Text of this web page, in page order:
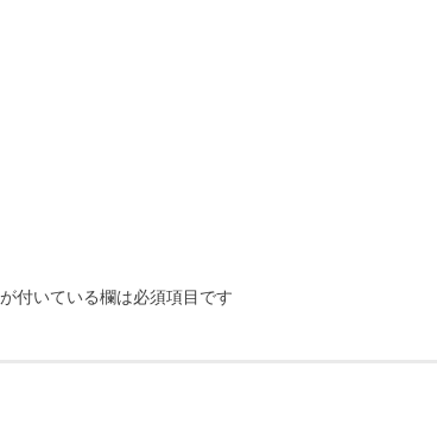
が付いている欄は必須項目です